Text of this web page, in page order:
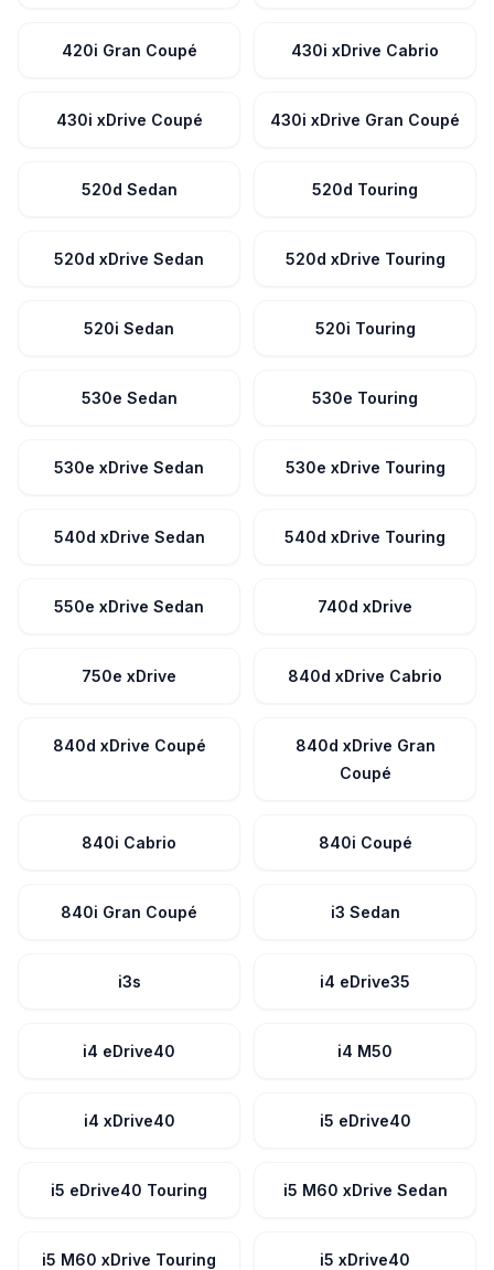
420i Gran Coupé 430i xDrive Cabrio
430i xDrive Coupé 430i xDrive Gran Coupé
520d Sedan 520d Touring
520d xDrive Sedan 520d xDrive Touring
520i Sedan 520i Touring
530e Sedan 530e Touring
530e xDrive Sedan 530e xDrive Touring
540d xDrive Sedan 540d xDrive Touring
550e xDrive Sedan 740d xDrive
750e xDrive 840d xDrive Cabrio
840d xDrive Coupé
840d xDrive Gran
Coupé
840i Cabrio 840i Coupé
840i Gran Coupé i3 Sedan
i3s i4 eDrive35
i4 eDrive40 i4 M50
i4 xDrive40 i5 eDrive40
i5 eDrive40 Touring i5 M60 xDrive Sedan
i5 M60 xDrive Touring i5 xDrive40